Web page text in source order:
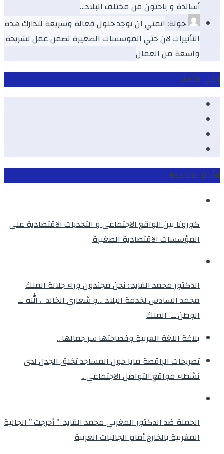
أساتذة و باحثون من مختلف البلاد…
خولة:اتمني ان توجد حلول فعالة وسريعة لتدارك هذه
الثأثيرات لان حتي الموسسات الصغيرة تضمن عمل لشريحة
واسعة من العمال
ابقى متصلا
الأكثر مشاهدة
كورونا بين الواقع الاجتماعي و التحديات الاقتصادية على
المؤسسات الاقتصادية الصغيرة
الدكتور محمد الفايد : نحن مجندون وراء جلالة الملك
محمد السادس لخدمة البلاد …و شعاري الخالد ، الله ــ
الوطن ــ الملك
بلاغة اللغة العربية وفصاحتها سر جمالها ..
تصريحات الراقصة مايا حول المساجد تخلق الجدل لدى
نشطاء مواقع التواصل الاجتماعي ..
الحملة ضد الدكتور المغربي محمد الفايد ” أحرجت ” الجالية
المغربية بالخارج أمام الجاليات العربية